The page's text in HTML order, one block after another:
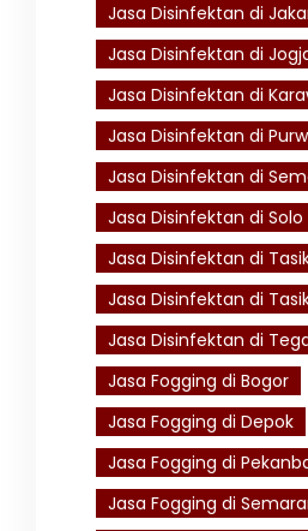
Jasa Disinfektan di
Jasa Disinfektan di
Jasa Disinfektan di
Jasa Disinfektan di
Jasa Disinfektan di
Jasa Disinfektan di Solo
Jasa Disinfektan di
Jasa Disinfektan di
Jasa Disinfektan di
Jasa Fogging di Bogor
Jasa Fogging di Depok
Jasa Fogging di
Jasa Fogging di